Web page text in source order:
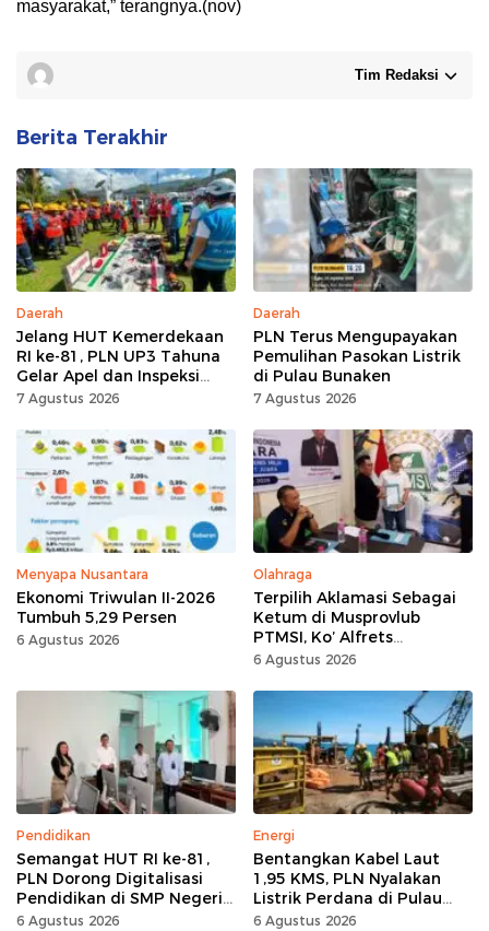
masyarakat,” terangnya.(nov)
Tim Redaksi
Berita Terakhir
Daerah
Jelang HUT Kemerdekaan
RI ke-81, PLN UP3 Tahuna
Gelar Apel dan Inspeksi
Peralatan, Pastikan
7 Agustus 2026
Daerah
PLN Terus Mengupayakan
Pemulihan Pasokan Listrik
di Pulau Bunaken
7 Agustus 2026
Menyapa Nusantara
Ekonomi Triwulan II-2026
Tumbuh 5,29 Persen
6 Agustus 2026
Olahraga
Terpilih Aklamasi Sebagai
Ketum di Musprovlub
PTMSI, Ko’ Alfrets
Rumawas Siap Gairahkan
6 Agustus 2026
Pendidikan
Semangat HUT RI ke-81,
PLN Dorong Digitalisasi
Pendidikan di SMP Negeri
1 Palu Lewat Program TJSL
6 Agustus 2026
Energi
Bentangkan Kabel Laut
1,95 KMS, PLN Nyalakan
Listrik Perdana di Pulau
Dudepo, Desa Berlistrik di
6 Agustus 2026